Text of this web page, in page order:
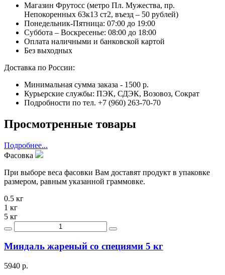
Магазин Фрутосс (метро Пл. Мужества, пр.
Непокоренных 63к13 ст2, въезд – 50 рублей)
Понедельник-Пятница: 07:00 до 19:00
Суббота – Воскресенье: 08:00 до 18:00
Оплата наличными и банковской картой
Без выходных
Доставка по России:
Минимальная сумма заказа - 1500 р.
Курьерские службы: ПЭК, СДЭК, Возовоз, Сократ
Подробности по тел. +7 (960) 263-70-70
Просмотренные товары
Подробнее...
Фасовка
При выборе веса фасовки Вам доставят продукт в упаковке
размером, равным указанной граммовке.
0.5 кг
1 кг
5 кг
Миндаль жареный со специями 5 кг
5940 р.